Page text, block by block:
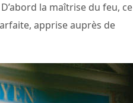
la maîtrise du feu, ce
apprise auprès de